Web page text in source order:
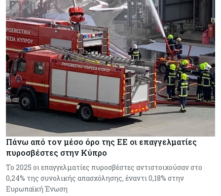
Πάνω από τον μέσο όρο της ΕΕ οι επαγγελματίες
πυροσβέστες στην Κύπρο
Το 2025 οι επαγγελματίες πυροσβέστες αντιστοιχούσαν στο
0,24% της συνολικής απασχόλησης, έναντι 0,18% στην
Ευρωπαϊκή Ένωση